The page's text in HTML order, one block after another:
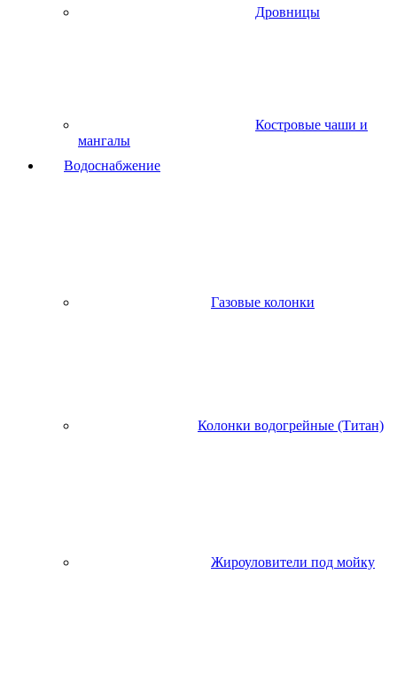
Дровницы
Костровые чаши и
мангалы
Водоснабжение
Газовые колонки
Колонки водогрейные (Титан)
Жироуловители под мойку